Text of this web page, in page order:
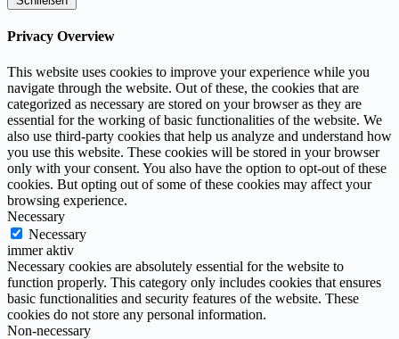
Privacy Overview
This website uses cookies to improve your experience while you
navigate through the website. Out of these, the cookies that are
categorized as necessary are stored on your browser as they are
essential for the working of basic functionalities of the website. We
also use third-party cookies that help us analyze and understand how
you use this website. These cookies will be stored in your browser
only with your consent. You also have the option to opt-out of these
cookies. But opting out of some of these cookies may affect your
browsing experience.
Necessary
Necessary
immer aktiv
Necessary cookies are absolutely essential for the website to
function properly. This category only includes cookies that ensures
basic functionalities and security features of the website. These
cookies do not store any personal information.
Non-necessary